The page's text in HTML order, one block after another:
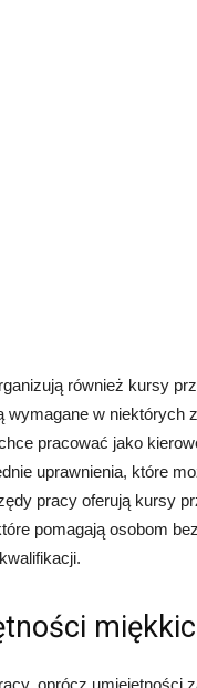
również kursy
wymagane w niektórych
pracować jako
uprawnienia, które
pracy oferują kursy
pomagają osobom